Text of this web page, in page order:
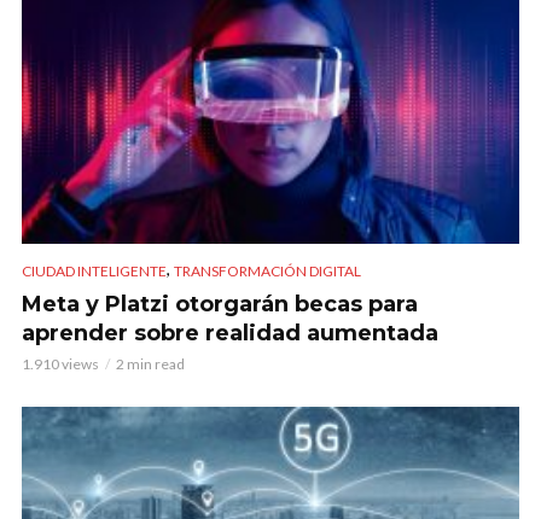
CIUDAD INTELIGENTE, TRANSFORMACIÓN DIGITAL
Meta y Platzi otorgarán becas para
aprender sobre realidad aumentada
1.910 views 2 min read